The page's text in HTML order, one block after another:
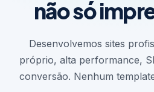
não só
Desenvolvemos sites
próprio, alta performance,
conversão. Nenhum